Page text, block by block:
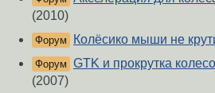
(2010)
Форум Колёсико мыши не
Форум GTK и прокрутка
(2007)